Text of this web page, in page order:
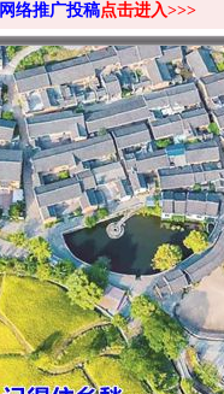
网络推广投稿点击进入>>>